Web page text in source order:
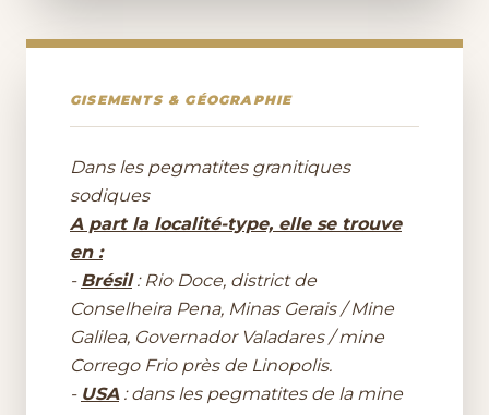
GISEMENTS & GÉOGRAPHIE
Dans les pegmatites granitiques
sodiques
A part la localité-type, elle se trouve
en :
- Brésil: Rio Doce, district de
Conselheira Pena, Minas Gerais / Mine
Galilea, Governador Valadares / mine
Corrego Frio près de Linopolis.
- USA: dans les pegmatites de la mine